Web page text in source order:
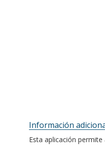
Información
Esta aplicación